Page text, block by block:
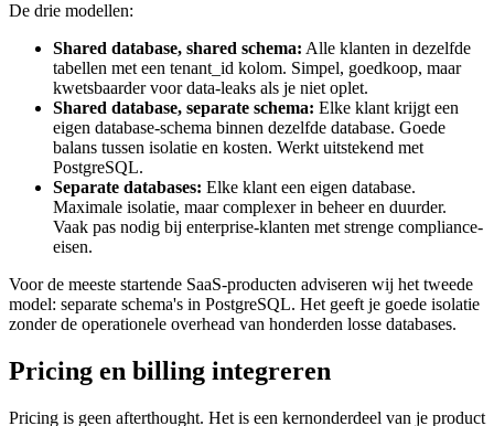
De drie modellen:
Shared database, shared schema: Alle klanten in dezelfde
tabellen met een tenant_id kolom. Simpel, goedkoop, maar
kwetsbaarder voor data-leaks als je niet oplet.
Shared database, separate schema: Elke klant krijgt een
eigen database-schema binnen dezelfde database. Goede
balans tussen isolatie en kosten. Werkt uitstekend met
PostgreSQL.
Separate databases: Elke klant een eigen database.
Maximale isolatie, maar complexer in beheer en duurder.
Vaak pas nodig bij enterprise-klanten met strenge compliance-
eisen.
Voor de meeste startende SaaS-producten adviseren wij het tweede
model: separate schema's in PostgreSQL. Het geeft je goede isolatie
zonder de operationele overhead van honderden losse databases.
Pricing en billing integreren
Pricing is geen afterthought. Het is een kernonderdeel van je product